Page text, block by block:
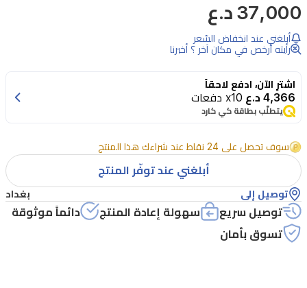
شاحن
سيارة
بورودو
FM36WCC-
BK
شاحنًا
المنافذ
مع
مُشغّل
FM.
يوفر
الشاحن
37,000 د.ع
أبلغني عند انخفاض السّعر
رأيته أرخص في مكان آخر ؟ أخبرنا
اشترِ الآن، ادفع لاحقاً
4,366 د.ع x10 دفعات
يتطلّب بطاقة كي كارد
سوف تحصل على 24 نقاط عند شراءك هذا المنتج
أبلغني عند توفّر المنتج
توصيل إلى بغداد
توصيل سريع سهولة إعادة المنتج
دائماً موثوقة
تسوق بأمان